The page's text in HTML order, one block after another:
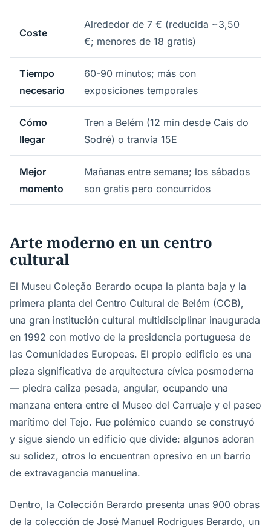
Coste
Alrededor de 7 € (reducida ~3,50
€; menores de 18 gratis)
Tiempo
necesario
60-90 minutos; más con
exposiciones temporales
Cómo
llegar
Tren a Belém (12 min desde Cais do
Sodré) o tranvía 15E
Mejor
momento
Mañanas entre semana; los sábados
son gratis pero concurridos
Arte moderno en un centro
cultural
El Museu Coleção Berardo ocupa la planta baja y la
primera planta del Centro Cultural de Belém (CCB),
una gran institución cultural multidisciplinar inaugurada
en 1992 con motivo de la presidencia portuguesa de
las Comunidades Europeas. El propio edificio es una
pieza significativa de arquitectura cívica posmoderna
— piedra caliza pesada, angular, ocupando una
manzana entera entre el Museo del Carruaje y el paseo
marítimo del Tejo. Fue polémico cuando se construyó
y sigue siendo un edificio que divide: algunos adoran
su solidez, otros lo encuentran opresivo en un barrio
de extravagancia manuelina.
Dentro, la Colección Berardo presenta unas 900 obras
de la colección de José Manuel Rodrigues Berardo, un